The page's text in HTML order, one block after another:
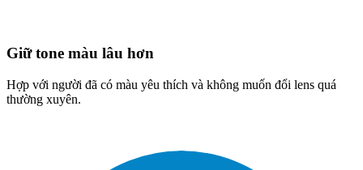
Giữ tone màu lâu hơn
Hợp với người đã có màu yêu thích và không muốn đổi lens quá
thường xuyên.